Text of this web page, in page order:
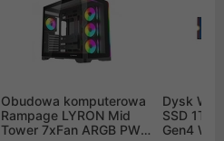
Obudowa komputerowa
Rampage LYRON Mid
Tower 7xFan ARGB PWM
Dysk WD
SSD 1TB
Gen4